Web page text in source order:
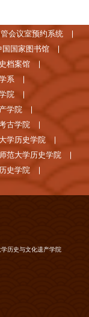
会议室预约系统
国国家图书馆
档案馆
系
院
学院
古学院
学历史学院
范大学历史学院
史学院
历史与文化遗产学院